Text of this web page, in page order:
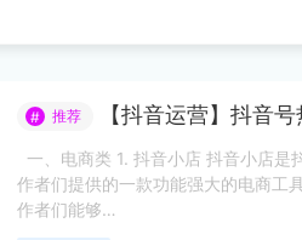
# 推荐 【抖音运营】抖音号热
一、电商类 1. 抖音小店 抖音小店是
作者们提供的一款功能强大的电商工
作者们能够…